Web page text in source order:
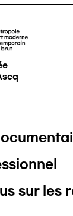
sur les